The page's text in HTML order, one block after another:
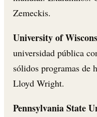
Zemeckis.
University of
universidad pública
sólidos programas de
Lloyd Wright.
Pennsylvania State